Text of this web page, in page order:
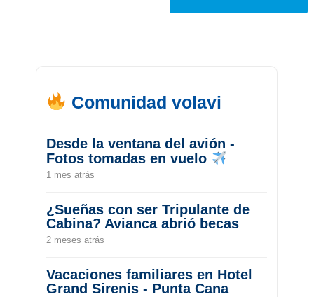
Comunidad volavi
Desde la ventana del avión -
Fotos tomadas en vuelo
1 mes atrás
¿Sueñas con ser Tripulante de
Cabina? Avianca abrió becas
2 meses atrás
Vacaciones familiares en Hotel
Grand Sirenis - Punta Cana